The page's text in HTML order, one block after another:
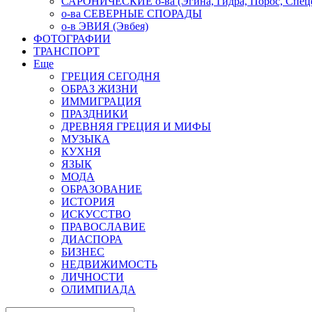
о-ва СЕВЕРНЫЕ СПОРАДЫ
о-в ЭВИЯ (Эвбея)
ФОТОГРАФИИ
ТРАНСПОРТ
Еще
ГРЕЦИЯ СЕГОДНЯ
ОБРАЗ ЖИЗНИ
ИММИГРАЦИЯ
ПРАЗДНИКИ
ДРЕВНЯЯ ГРЕЦИЯ И МИФЫ
МУЗЫКА
КУХНЯ
ЯЗЫК
МОДА
ОБРАЗОВАНИЕ
ИСТОРИЯ
ИСКУССТВО
ПРАВОСЛАВИЕ
ДИАСПОРА
БИЗНЕС
НЕДВИЖИМОСТЬ
ЛИЧНОСТИ
ОЛИМПИАДА